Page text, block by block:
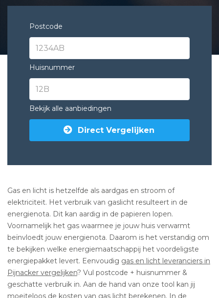
Postcode
Huisnummer
Bekijk alle aanbiedingen
Direct Vergelijken
Gas en licht is hetzelfde als aardgas en stroom of
elektriciteit. Het verbruik van gaslicht resulteert in de
energienota. Dit kan aardig in de papieren lopen.
Voornamelijk het gas waarmee je jouw huis verwarmt
beïnvloedt jouw energienota. Daarom is het verstandig om
te bekijken welke energiemaatschappij het voordeligste
energiepakket levert. Eenvoudig gas en licht leveranciers in
Pijnacker vergelijken? Vul postcode + huisnummer &
geschatte verbruik in. Aan de hand van onze tool kan jij
moeiteloos de kosten van gas licht berekenen. In de